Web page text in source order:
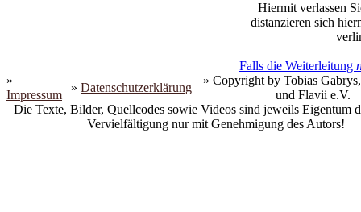
Hiermit verlassen
distanzieren sich
Falls die Weiterleitung
»
Impressum
» Datenschutzerklärung
» Copyright by Tobias
und Flavii e.V.
Die Texte, Bilder, Quellcodes sowie Videos sind jeweils Eigentum
Vervielfältigung nur mit Genehmigung des Autors!